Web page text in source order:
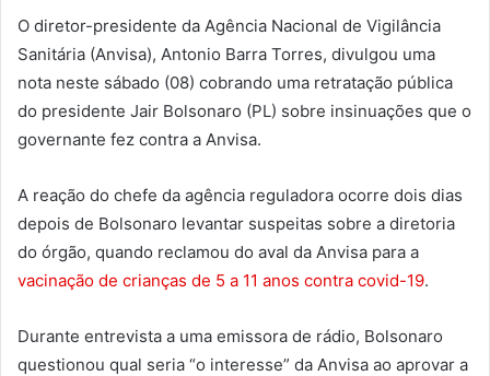
O diretor-presidente da Agência Nacional de Vigilância
Sanitária (Anvisa), Antonio Barra Torres, divulgou uma
nota neste sábado (08) cobrando uma retratação pública
do presidente Jair Bolsonaro (PL) sobre insinuações que o
governante fez contra a Anvisa.
A reação do chefe da agência reguladora ocorre dois dias
depois de Bolsonaro levantar suspeitas sobre a diretoria
do órgão, quando reclamou do aval da Anvisa para a
vacinação de crianças de 5 a 11 anos contra covid-19.
Durante entrevista a uma emissora de rádio, Bolsonaro
questionou qual seria “o interesse” da Anvisa ao aprovar a